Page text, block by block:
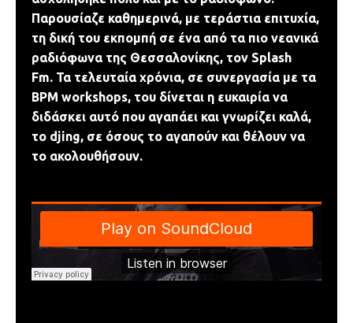
Παρουσίαζε καθημερινά, με τεράστια επιτυχία,
τη δική του εκπομπή σε ένα από τα πιο νεανικά
ραδιόφωνα της Θεσσαλονίκης, τον Splash
Fm. Τα τελευταία χρόνια, σε συνεργασία με τα
BPM workshops, του δίνεται η ευκαιρία να
διδάσκει αυτό που αγαπάει και γνωρίζει καλά,
το djing, σε όσους το αγαπούν και θέλουν να
το ακολουθήσουν.